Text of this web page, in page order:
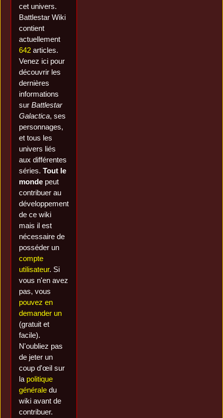
cet univers.
Battlestar Wiki
contient
actuellement
642 articles.
Venez ici pour
découvrir les
dernières
informations
surBattlestar
Galactica, ses
personnages,
et tous les
univers liés
aux différentes
séries.Tout le
monde peut
contribuer au
développement
de ce wiki
mais il est
nécessaire de
posséder un
compte
utilisateur. Si
vous n'en avez
pas, vous
pouvez en
demander un
(gratuit et
facile).
N'oubliez pas
de jeter un
coup d'œil sur
la politique
générale du
wiki avant de
contribuer.